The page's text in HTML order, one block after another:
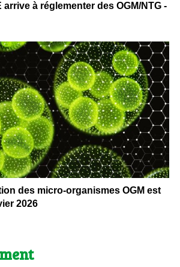
arrive à réglementer des OGM/NTG -
des micro-organismes OGM est
2026